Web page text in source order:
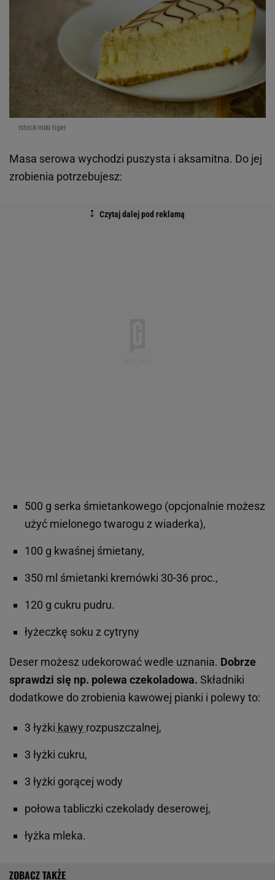
istock-miki-tiger
Masa serowa wychodzi puszysta i aksamitna. Do jej
zrobienia potrzebujesz:
500 g serka śmietankowego (opcjonalnie możesz
użyć mielonego twarogu z wiaderka),
100 g kwaśnej śmietany,
350 ml śmietanki kremówki 30-36 proc.,
120 g cukru pudru.
łyżeczkę soku z cytryny
Deser możesz udekorować wedle uznania. Dobrze
sprawdzi się np. polewa czekoladowa. Składniki
dodatkowe do zrobienia kawowej pianki i polewy to:
3 łyżki kawy rozpuszczalnej,
3 łyżki cukru,
3 łyżki gorącej wody
połowa tabliczki czekolady deserowej,
łyżka mleka.